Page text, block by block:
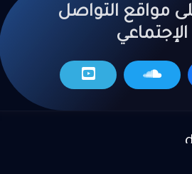
مواقع التواصل
الإجتماعي